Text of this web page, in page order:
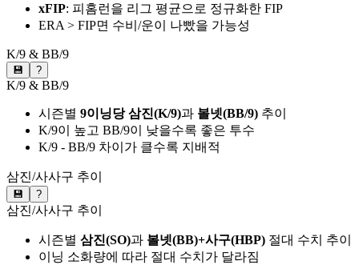
xFIP: 피홈런을 리그 평균으로 정규화한 FIP
ERA > FIP면 수비/운이 나빴을 가능성
K/9 & BB/9
💾 ?
K/9 & BB/9
시즌별 9이닝당 삼진(K/9)과 볼넷(BB/9) 추이
K/9이 높고 BB/9이 낮을수록 좋은 투수
K/9 - BB/9 차이가 클수록 지배적
삼진/사사구 추이
💾 ?
삼진/사사구 추이
시즌별 삼진(SO)과 볼넷(BB)+사구(HBP) 절대 수치 추이
이닝 소화량에 따라 절대 수치가 달라짐